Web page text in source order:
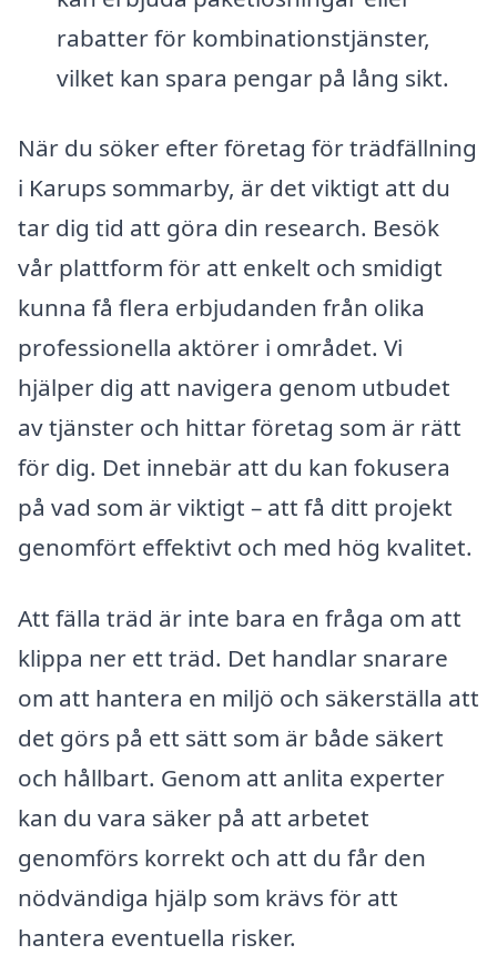
rabatter för kombinationstjänster,
vilket kan spara pengar på lång sikt.
När du söker efter företag för trädfällning
i Karups sommarby, är det viktigt att du
tar dig tid att göra din research. Besök
vår plattform för att enkelt och smidigt
kunna få flera erbjudanden från olika
professionella aktörer i området. Vi
hjälper dig att navigera genom utbudet
av tjänster och hittar företag som är rätt
för dig. Det innebär att du kan fokusera
på vad som är viktigt – att få ditt projekt
genomfört effektivt och med hög kvalitet.
Att fälla träd är inte bara en fråga om att
klippa ner ett träd. Det handlar snarare
om att hantera en miljö och säkerställa att
det görs på ett sätt som är både säkert
och hållbart. Genom att anlita experter
kan du vara säker på att arbetet
genomförs korrekt och att du får den
nödvändiga hjälp som krävs för att
hantera eventuella risker.